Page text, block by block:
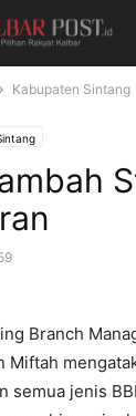
Kabupaten Sintang
Branch
Miftah
semua jenis